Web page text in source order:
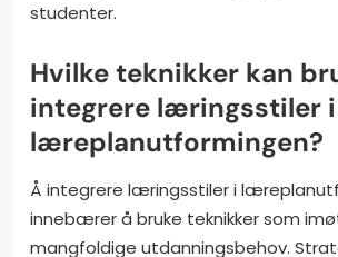
studenter.
Hvilke teknikker kan
integrere læringsstiler i
læreplanutformingen?
Å integrere læringsstiler i
innebærer å bruke teknikker som
mangfoldige utdanningsbehov.